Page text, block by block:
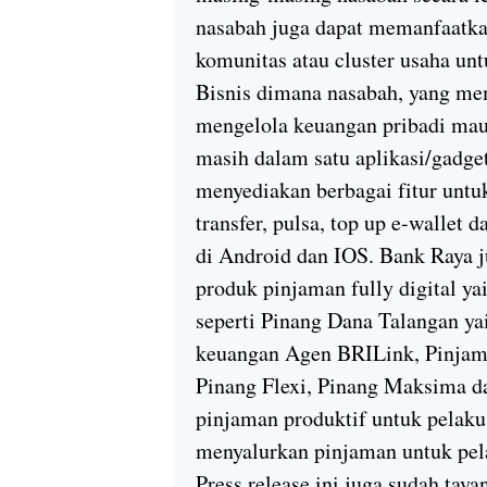
nasabah juga dapat
komunitas atau cluster usaha
Bisnis dimana nasabah, yang
mengelola keuangan pribadi
masih dalam satu aplikasi/
menyediakan berbagai fitur
transfer, pulsa, top up e-wallet
di Android dan IOS. Bank
produk pinjaman fully digital
seperti Pinang Dana Talangan
keuangan Agen BRILink,
Pinang Flexi, Pinang Maksima
pinjaman produktif untuk
menyalurkan pinjaman untuk